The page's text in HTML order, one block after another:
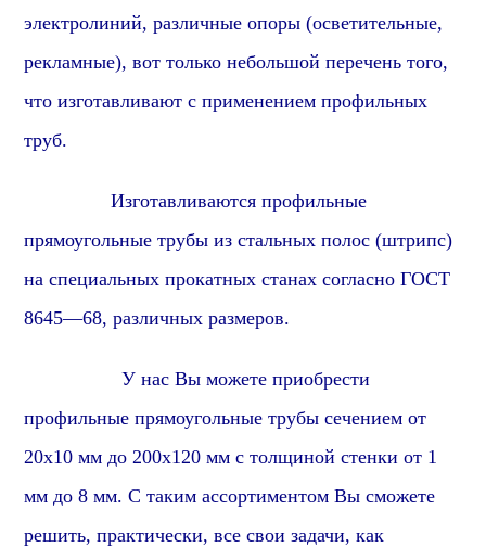
электролиний, различные опоры (осветительные,
рекламные), вот только небольшой перечень того,
что изготавливают с применением профильных
труб.
Изготавливаютсяпрофильные
прямоугольныетрубы из стальных полос (штрипс)
на специальных прокатных станах согласно ГОСТ
8645—68, различных размеров.
У нас Вы можете приобрести
профильныепрямоугольные трубы сечением от
20х10 мм до 200х120 мм с толщиной стенки от 1
мм до 8 мм. С таким ассортиментом Вы сможете
решить, практически, все свои задачи, как